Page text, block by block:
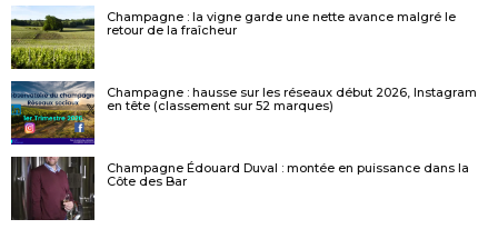
Champagne : la vigne garde une nette avance malgré le
retour de la fraîcheur
Champagne : hausse sur les réseaux début 2026, Instagram
en tête (classement sur 52 marques)
Champagne Édouard Duval : montée en puissance dans la
Côte des Bar